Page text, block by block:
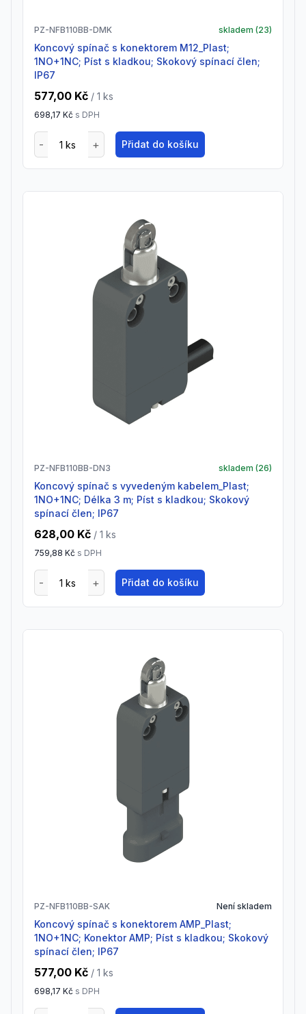
PZ-NFB110BB-DMK skladem (23)
Koncový spínač s konektorem M12_Plast;
1NO+1NC; Píst s kladkou; Skokový spínací člen;
IP67
577,00 Kč / 1 ks
698,17 Kč s DPH
Přidat do košíku
PZ-NFB110BB-DN3 skladem (26)
Koncový spínač s vyvedeným kabelem_Plast;
1NO+1NC; Délka 3 m; Píst s kladkou; Skokový
spínací člen; IP67
628,00 Kč / 1 ks
759,88 Kč s DPH
Přidat do košíku
PZ-NFB110BB-SAK Není skladem
Koncový spínač s konektorem AMP_Plast;
1NO+1NC; Konektor AMP; Píst s kladkou; Skokový
spínací člen; IP67
577,00 Kč / 1 ks
698,17 Kč s DPH